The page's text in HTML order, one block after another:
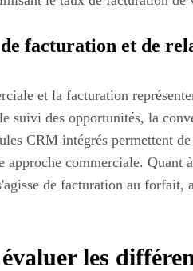
de facturation et de
et la facturation
suivi des opportunités, la
CRM intégrés permettent
approche commerciale.
de facturation au forfait,
les